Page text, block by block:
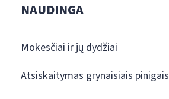
NAUDINGA
Mokesčiai ir jų dydžiai
Atsiskaitymas grynaisiais pinigais